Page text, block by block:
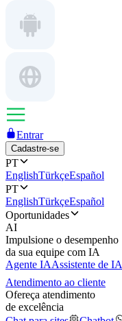
Entrar
Cadastre-se
PT
EnglishTürkçeEspañol
PT
EnglishTürkçeEspañol
Oportunidades
AI
Impulsione o desempenho
da sua equipe com IA
Agente IAAssistente de IA
Atendimento ao cliente
Ofereça atendimento
de excelência